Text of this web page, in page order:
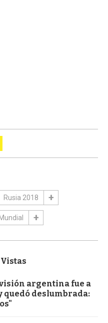
Rusia 2018
Vistas
argentina fue a
quedó deslumbrada: